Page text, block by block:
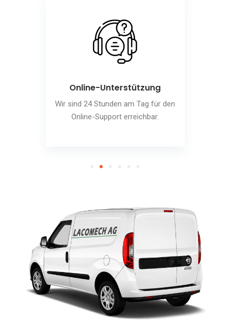
Online-Unterstützung
Wir sind 24 Stunden am Tag für den
Online-Support erreichbar.